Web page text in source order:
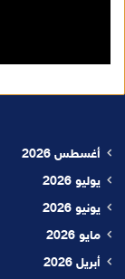
أغسطس 2026
يوليو 2026
يونيو 2026
مايو 2026
أبريل 2026